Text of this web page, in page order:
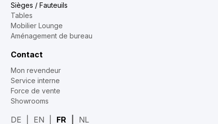
Sièges / Fauteuils
Tables
Mobilier Lounge
Aménagement de bureau
Contact
Mon revendeur
Service interne
Force de vente
Showrooms
DE EN FR NL